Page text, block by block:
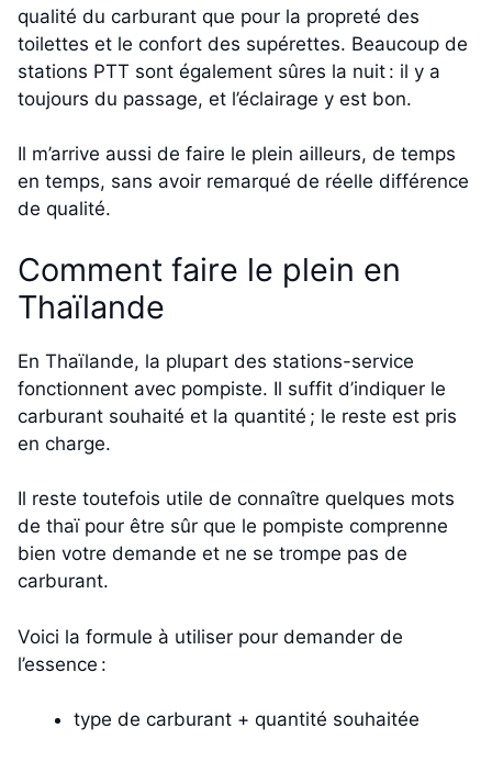
qualité du carburant que pour la propreté des
toilettes et le confort des supérettes. Beaucoup de
stations PTT sont également sûres la nuit : il y a
toujours du passage, et l’éclairage y est bon.
Il m’arrive aussi de faire le plein ailleurs, de temps
en temps, sans avoir remarqué de réelle différence
de qualité.
Comment faire le plein en
Thaïlande
En Thaïlande, la plupart des stations-service
fonctionnent avec pompiste. Il suffit d’indiquer le
carburant souhaité et la quantité ; le reste est pris
en charge.
Il reste toutefois utile de connaître quelques mots
de thaï pour être sûr que le pompiste comprenne
bien votre demande et ne se trompe pas de
carburant.
Voici la formule à utiliser pour demander de
l’essence :
type de carburant + quantité souhaitée